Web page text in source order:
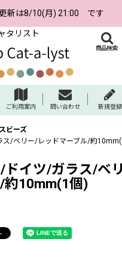
新は8/10(月) 21:00 です
タリスト
商品検索
ご利用案内 問い合わせ 新規登録
ビーズ
ス/ベリー/レッドマーブル/約
ドイツ/ガラス/ベ
約10mm(1個)